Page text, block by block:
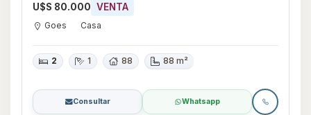
U$S 80.000 VENTA
Goes Casa
2 1 88 88 m²
Consultar Whatsapp